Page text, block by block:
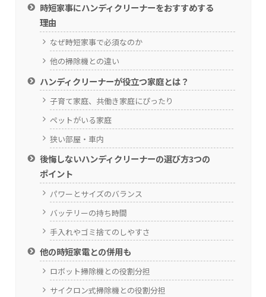
時短家事にハンディクリーナーをおすすめする
理由
なぜ時短家事で必須なのか
他の掃除機との違い
ハンディクリーナーが役立つ家庭とは？
子育て家庭、共働き家庭にぴったり
ペットがいる家庭
狭い部屋・車内
後悔しないハンディクリーナーの選び方3つの
ポイント
パワーとサイズのバランス
バッテリーの持ち時間
手入れやゴミ捨てのしやすさ
他の時短家電との併用も
ロボット掃除機との役割分担
サイクロン式掃除機との役割分担